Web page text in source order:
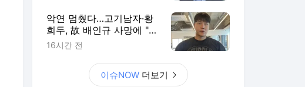
악연 멈췄다…고기남자·황
희두, 故 배인규 사망에 "조
롱 말아달라"
16시간 전
이슈NOW 더보기